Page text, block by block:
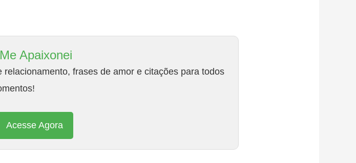
Apaixonei
frases de amor e citações para todos
Acesse Agora